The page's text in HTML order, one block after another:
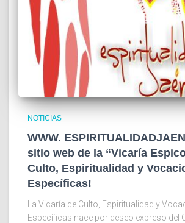
NOTICIAS
WWW.
sitio web de la “Vicaría
Culto, Espiritualidad y
Específicas!
La Vicaría de Culto, Espiritualidad y
Específicas nace por deseo expreso del